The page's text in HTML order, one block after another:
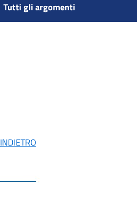
Tutti gli argomenti
INDIETRO